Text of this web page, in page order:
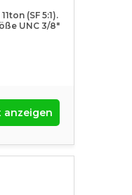
(SF 5:1).
UNC 3/8″
anzeigen